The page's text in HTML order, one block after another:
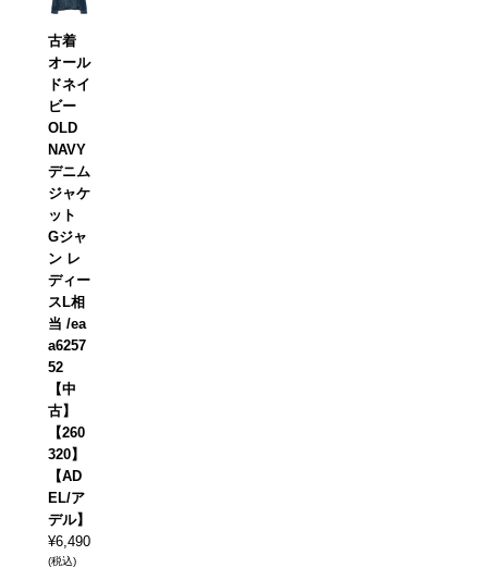
古着
オール
ドネイ
ビー
OLD
NAVY
デニム
ジャケ
ット
Gジャ
ン レ
ディー
スL相
当 /ea
a6257
52
【中
古】
【260
320】
【AD
EL/ア
デル】
¥6,490
(税込)